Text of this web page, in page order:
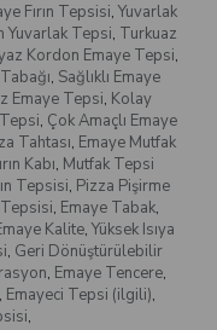
Fırın Tepsisi,Yuvarlak
Yuvarlak Tepsi, Turkuaz
Kordon Emaye Tepsi,
, Sağlıklı Emaye
Emaye Tepsi, Kolay
, Çok Amaçlı Emaye
Tahtası, Emaye Mutfak
Kabı, Mutfak Tepsi
Tepsisi, Pizza Pişirme
, Emaye Tabak,
Kalite, Yüksek Isıya
, Geri Dönüştürülebilir
, Emaye Tencere,
, Emayeci Tepsi (ilgili),
,